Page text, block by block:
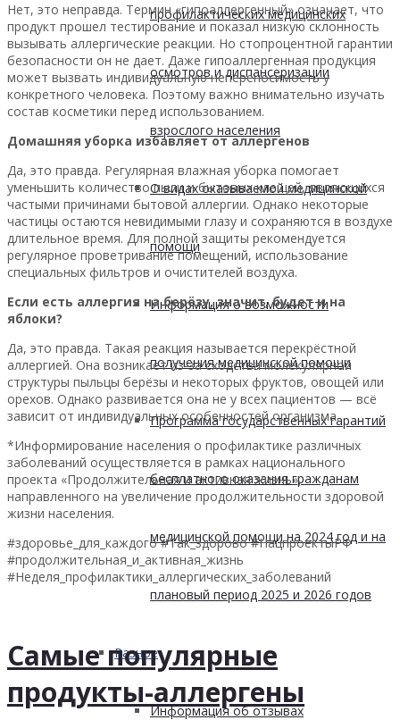
профилактических медицинских
осмотров и диспансеризации
взрослого населения
О видах оказываемой медицинской
помощи
Информация о возможности
получения медицинской помощи
Программа государственных гарантий
бесплатного оказания гражданам
медицинской помощи на 2024 год и на
плановый период 2025 и 2026 годов
Разное
Информация об отзывах
Нет, это неправда. Термин «гипоаллергенный» означает, что
продукт прошел тестирование и показал низкую склонность
вызывать аллергические реакции. Но стопроцентной гарантии
безопасности он не дает. Даже гипоаллергенная продукция
может вызвать индивидуальную непереносимость у
конкретного человека. Поэтому важно внимательно изучать
состав косметики перед использованием.
Домашняя уборка избавляет от аллергенов
Да, это правда. Регулярная влажная уборка помогает
уменьшить количество пыли и бытовых клещей, являющихся
частыми причинами бытовой аллергии. Однако некоторые
частицы остаются невидимыми глазу и сохраняются в воздухе
длительное время. Для полной защиты рекомендуется
регулярное проветривание помещений, использование
специальных фильтров и очистителей воздуха.
Если есть аллергия на берёзу, значит, будет и на
яблоки?
Да, это правда. Такая реакция называется перекрёстной
аллергией. Она возникает из-за сходства молекулярной
структуры пыльцы берёзы и некоторых фруктов, овощей или
орехов. Однако развивается она не у всех пациентов — всё
зависит от индивидуальных особенностей организма.
*Информирование населения о профилактике различных
заболеваний осуществляется в рамках национального
проекта «Продолжительная и активная жизнь»,
направленного на увеличение продолжительности здоровой
жизни населения.
#здоровье_для_каждого #Так_здорово #НацпроектыРФ
#продолжительная_и_активная_жизнь
#Неделя_профилактики_аллергических_заболеваний
Самые популярные
продукты-аллергены